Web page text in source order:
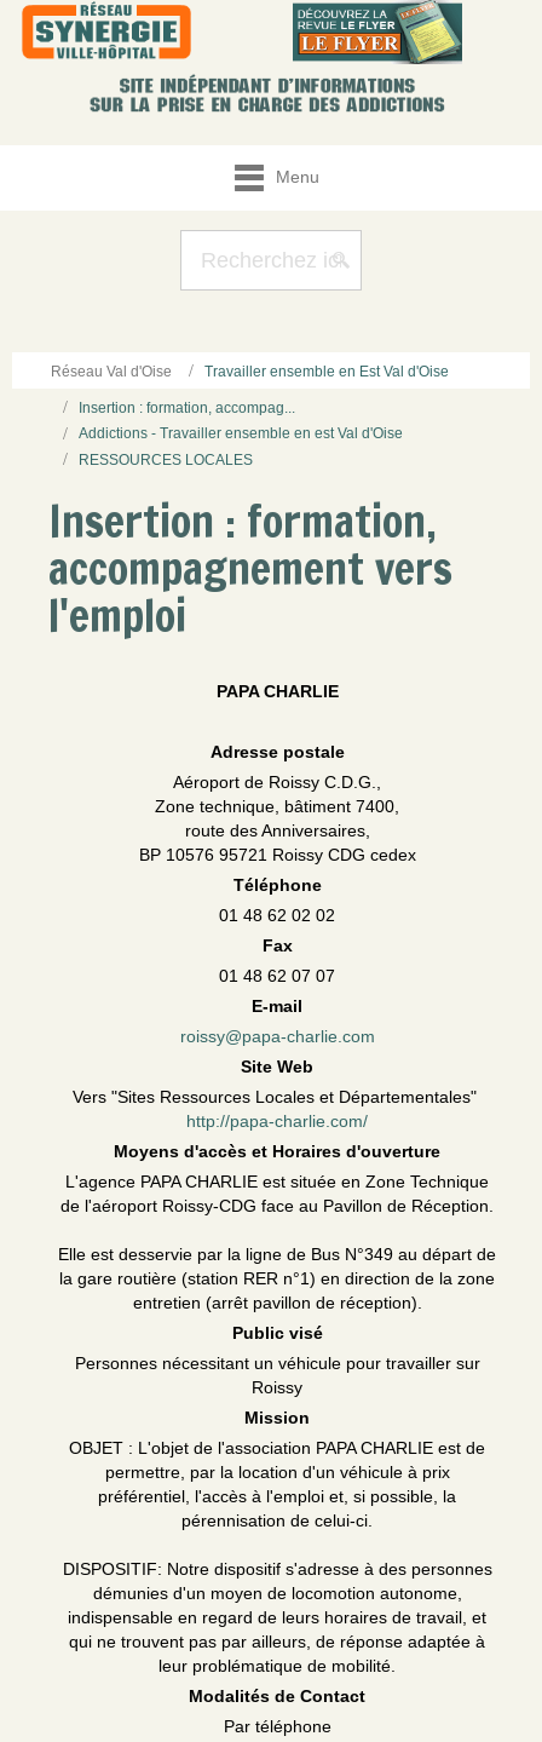
Menu
Réseau Val d'Oise Travailler ensemble en Est Val d'Oise
Insertion : formation, accompag...
Addictions - Travailler ensemble en est Val d'Oise
RESSOURCES LOCALES
Insertion : formation,
accompagnement vers
l'emploi
PAPA CHARLIE
Adresse postale
Aéroport de Roissy C.D.G.,
Zone technique, bâtiment 7400,
route des Anniversaires,
BP 10576 95721 Roissy CDG cedex
Téléphone
01 48 62 02 02
Fax
01 48 62 07 07
E-mail
roissy@papa-charlie.com
Site Web
Vers "Sites Ressources Locales et Départementales"
http://papa-charlie.com/
Moyens d'accès et Horaires d'ouverture
L'agence PAPA CHARLIE est située en Zone Technique
de l'aéroport Roissy-CDG face au Pavillon de Réception.
Elle est desservie par la ligne de Bus N°349 au départ de
la gare routière (station RER n°1) en direction de la zone
entretien (arrêt pavillon de réception).
Public visé
Personnes nécessitant un véhicule pour travailler sur
Roissy
Mission
OBJET : L'objet de l'association PAPA CHARLIE est de
permettre, par la location d'un véhicule à prix
préférentiel, l'accès à l'emploi et, si possible, la
pérennisation de celui-ci.
DISPOSITIF: Notre dispositif s'adresse à des personnes
démunies d'un moyen de locomotion autonome,
indispensable en regard de leurs horaires de travail, et
qui ne trouvent pas par ailleurs, de réponse adaptée à
leur problématique de mobilité.
Modalités de Contact
Par téléphone